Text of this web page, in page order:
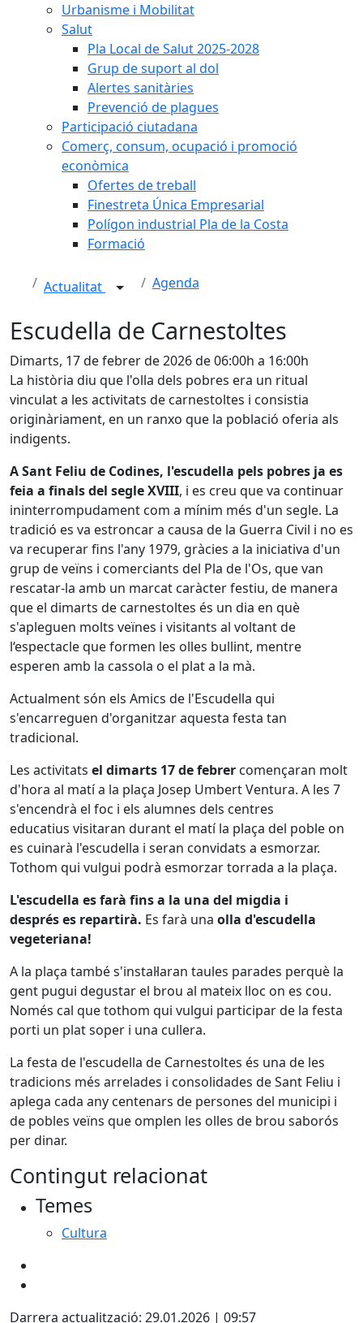
Urbanisme i Mobilitat
Salut
Pla Local de Salut 2025-2028
Grup de suport al dol
Alertes sanitàries
Prevenció de plagues
Participació ciutadana
Comerç, consum, ocupació i promoció
econòmica
Ofertes de treball
Finestreta Única Empresarial
Polígon industrial Pla de la Costa
Formació
Actualitat Agenda
Escudella de Carnestoltes
Dimarts, 17 de febrer de 2026 de 06:00h a 16:00h
La història diu que l'olla dels pobres era un ritual
vinculat a les activitats de carnestoltes i consistia
originàriament, en un ranxo que la població oferia als
indigents.
A Sant Feliu de Codines, l'escudella pels pobres ja es
feia a finals del segle XVIII, i es creu que va continuar
ininterrompudament com a mínim més d'un segle. La
tradició es va estroncar a causa de la Guerra Civil i no es
va recuperar fins l'any 1979, gràcies a la iniciativa d'un
grup de veïns i comerciants del Pla de l'Os, que van
rescatar-la amb un marcat caràcter festiu, de manera
que el dimarts de carnestoltes és un dia en què
s'apleguen molts veïnes i visitants al voltant de
l‘espectacle que formen les olles bullint, mentre
esperen amb la cassola o el plat a la mà.
Actualment són els Amics de l'Escudella qui
s'encarreguen d'organitzar aquesta festa tan
tradicional.
Les activitats el dimarts 17 de febrer començaran molt
d'hora al matí a la plaça Josep Umbert Ventura. A les 7
s'encendrà el foc i els alumnes dels centres
educatius visitaran durant el matí la plaça del poble on
es cuinarà l'escudella i seran convidats a esmorzar.
Tothom qui vulgui podrà esmorzar torrada a la plaça.
L'escudella es farà fins a la una del migdia i
després es repartirà. Es farà una olla d'escudella
vegeteriana!
A la plaça també s'instal·laran taules parades perquè la
gent pugui degustar el brou al mateix lloc on es cou.
Només cal que tothom qui vulgui participar de la festa
porti un plat soper i una cullera.
La festa de l'escudella de Carnestoltes és una de les
tradicions més arrelades i consolidades de Sant Feliu i
aplega cada any centenars de persones del municipi i
de pobles veïns que omplen les olles de brou saborós
per dinar.
Contingut relacionat
Temes
Cultura
Darrera actualització: 29.01.2026 | 09:57